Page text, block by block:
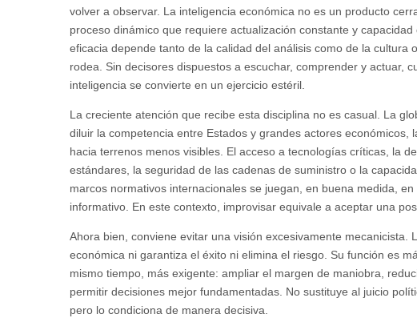
volver a observar. La inteligencia económica no es un producto
proceso dinámico que requiere actualización constante y capacidad
eficacia depende tanto de la calidad del análisis como de la cultura
rodea. Sin decisores dispuestos a escuchar, comprender y actuar,
inteligencia se convierte en un ejercicio estéril.
La creciente atención que recibe esta disciplina no es casual. La
diluir la competencia entre Estados y grandes actores económicos,
hacia terrenos menos visibles. El acceso a tecnologías críticas, la
estándares, la seguridad de las cadenas de suministro o la
marcos normativos internacionales se juegan, en buena medida, en
informativo. En este contexto, improvisar equivale a aceptar una
Ahora bien, conviene evitar una visión excesivamente mecanicista.
económica ni garantiza el éxito ni elimina el riesgo. Su función es
mismo tiempo, más exigente: ampliar el margen de maniobra,
permitir decisiones mejor fundamentadas. No sustituye al juicio
pero lo condiciona de manera decisiva.